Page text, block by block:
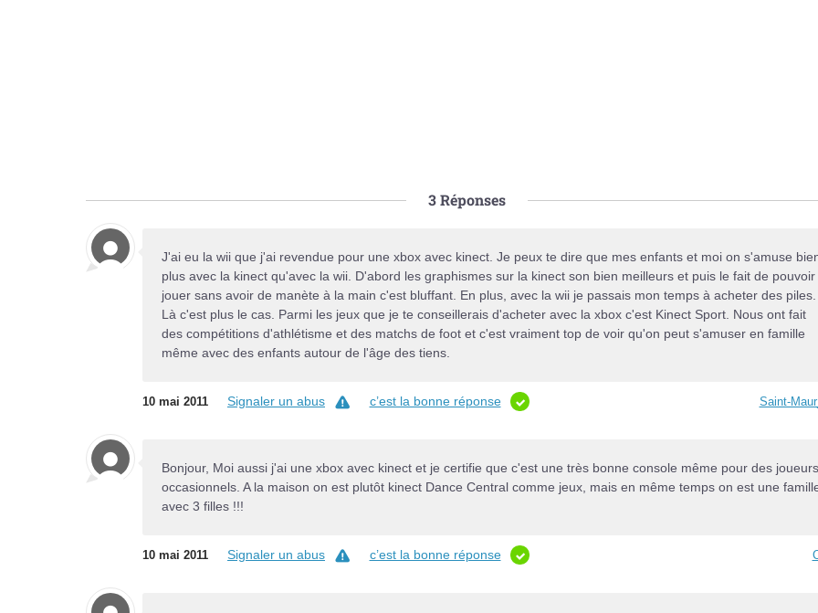
3Réponses
J'ai eu la wii que j'ai revendue pour une xbox avec kinect. Je peux te dire que mes enfants et moi on s'amuse
plus avec la kinect qu'avec la wii. D'abord les graphismes sur la kinect son bien meilleurs et puis le fait de pouvoir
jouer sans avoir de manète à la main c'est bluffant. En plus, avec la wii je passais mon temps à acheter des piles.
Là c'est plus le cas. Parmi les jeux que je te conseillerais d'acheter avec la xbox c'est Kinect Sport. Nous ont fait
des compétitions d'athlétisme et des matchs de foot et c'est vraiment top de voir qu'on peut s'amuser en famille
même avec des enfants autour de l'âge des tiens.
10 mai 2011 Signaler un abus c’est la bonne réponse Saint-
Bonjour, Moi aussi j'ai une xbox avec kinect et je certifie que c'est une très bonne console même pour des joueurs
occasionnels. A la maison on est plutôt kinect Dance Central comme jeux, mais en même temps on est une
avec 3 filles !!!
10 mai 2011 Signaler un abus c’est la bonne réponse